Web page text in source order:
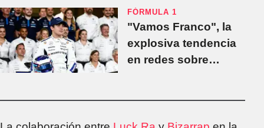
FÓRMULA 1
"Vamos Franco", la
explosiva tendencia
en redes sobre